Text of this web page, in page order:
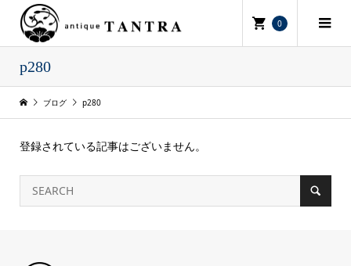
0
p280
ブログ p280
登録されている記事はございません。